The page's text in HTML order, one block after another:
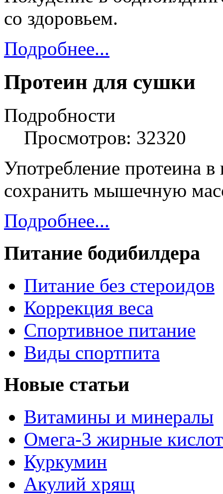
со здоровьем.
Подробнее...
Протеин для сушки
Подробности
Просмотров: 32320
Употребление протеина
сохранить мышечную
Подробнее...
Питание бодибилдера
Питание без стероидов
Коррекция веса
Спортивное питание
Виды спортпита
Новые статьи
Витамины и минералы
Омега-3 жирные
Куркумин
Акулий хрящ